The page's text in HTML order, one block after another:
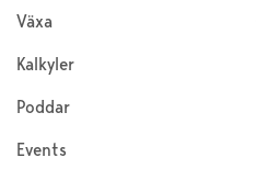
Växa
Kalkyler
Poddar
Events